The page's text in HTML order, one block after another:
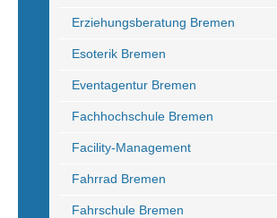
Erziehungsberatung Bremen
Esoterik Bremen
Eventagentur Bremen
Fachhochschule Bremen
Facility-Management
Fahrrad Bremen
Fahrschule Bremen